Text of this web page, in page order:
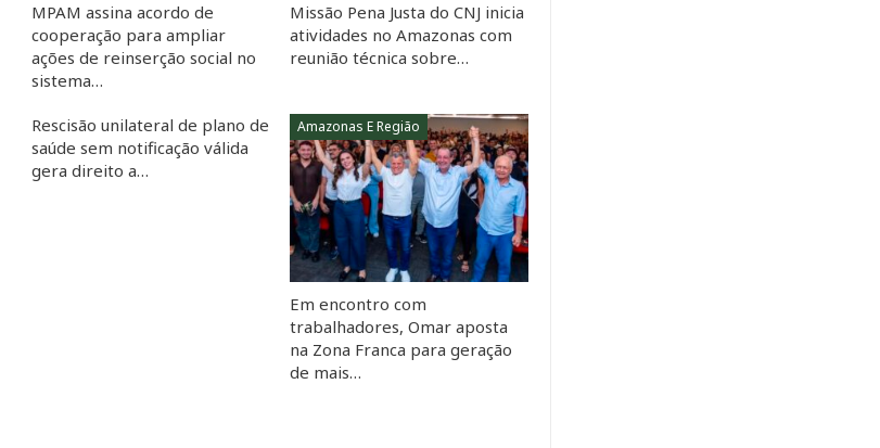
MPAM assina acordo de
cooperação para ampliar
ações de reinserção social no
sistema…
Missão Pena Justa do CNJ inicia
atividades no Amazonas com
reunião técnica sobre…
Rescisão unilateral de plano de
saúde sem notificação válida
gera direito a…
Amazonas E Região
Em encontro com
trabalhadores, Omar aposta
na Zona Franca para geração
de mais…